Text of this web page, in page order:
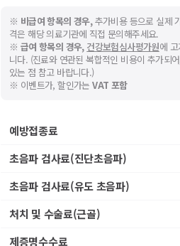
※ 비급여 항목의 경우,추가비용 등으로 실제
격은 해당 의료기관에 직접 문의해주세요.
※ 급여 항목의 경우, 건강보험심사평가원에
니다. (진료와 연관된 복합적인 비용이 추가되
있는 점 참고 바랍니다.)
※ 이벤트가, 할인가는VAT 포함
예방접종료
초음파 검사료(진단초음파)
초음파 검사료(유도 초음파)
처치 및 수술료(근골)
제증명수수료